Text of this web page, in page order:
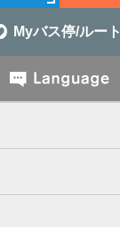
Myバス停/ルート